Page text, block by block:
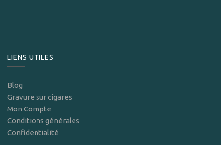
LIENS UTILES
Blog
Gravure sur cigares
Mon Compte
Conditions générales
Confidentialité